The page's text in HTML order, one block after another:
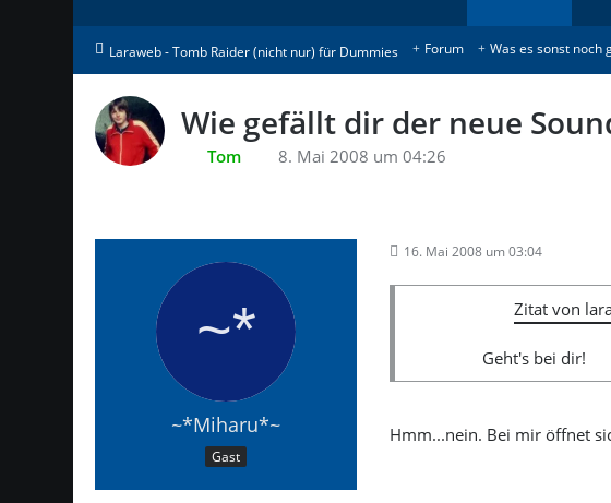
Laraweb - Tomb Raider (nicht nur) für Dummies Forum Was es sonst noch
Wie gefällt dir der neue
Tom 8. Mai 2008 um 04:26
~*Miharu*~
Gast
16. Mai 2008 um 03:04
Zitat von
Geht's bei dir!
Hmm...nein. Bei mir öffnet